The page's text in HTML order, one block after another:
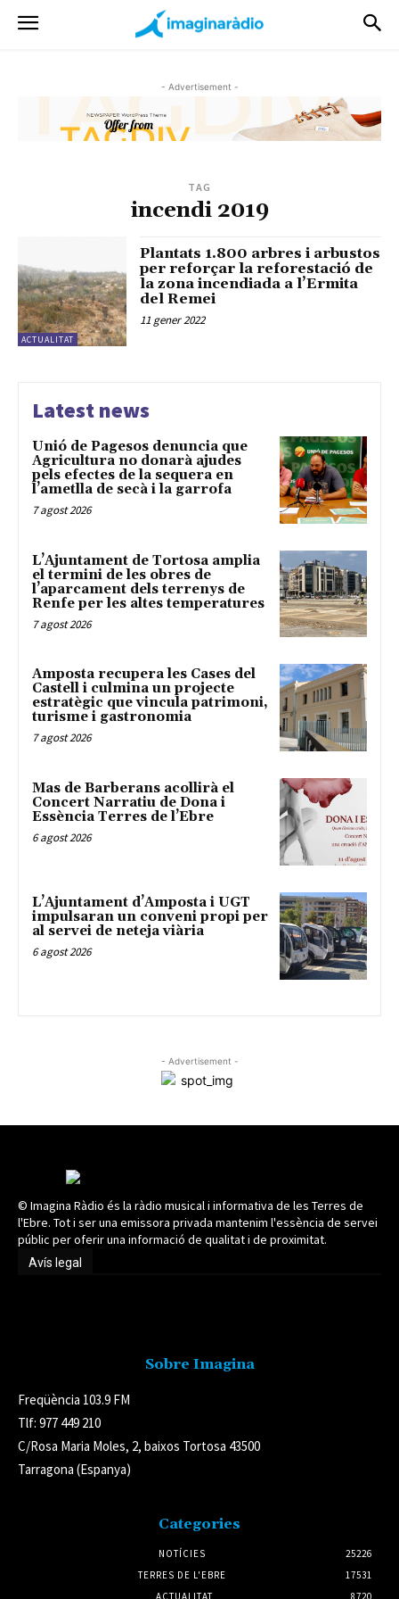
- Advertisement -
TAG
incendi 2019
ACTUALITAT
Plantats 1.800 arbres i arbustos
per reforçar la reforestació de
la zona incendiada a l’Ermita
del Remei
11 gener 2022
Latest news
Unió de Pagesos denuncia que
Agricultura no donarà ajudes
pels efectes de la sequera en
l’ametlla de secà i la garrofa
7 agost 2026
L’Ajuntament de Tortosa amplia
el termini de les obres de
l’aparcament dels terrenys de
Renfe per les altes temperatures
7 agost 2026
Amposta recupera les Cases del
Castell i culmina un projecte
estratègic que vincula patrimoni,
turisme i gastronomia
7 agost 2026
Mas de Barberans acollirà el
Concert Narratiu de Dona i
Essència Terres de l’Ebre
6 agost 2026
L’Ajuntament d’Amposta i UGT
impulsaran un conveni propi per
al servei de neteja viària
6 agost 2026
- Advertisement -
© Imagina Ràdio és la ràdio musical i informativa de les Terres de
l'Ebre. Tot i ser una emissora privada mantenim l'essència de servei
públic per oferir una informació de qualitat i de proximitat.
Avís legal
Sobre Imagina
Freqüència 103.9 FM
Tlf: 977 449 210
C/Rosa Maria Moles, 2, baixos Tortosa 43500
Tarragona (Espanya)
Categories
NOTÍCIES
25226
TERRES DE L'EBRE
17531
ACTUALITAT
8720